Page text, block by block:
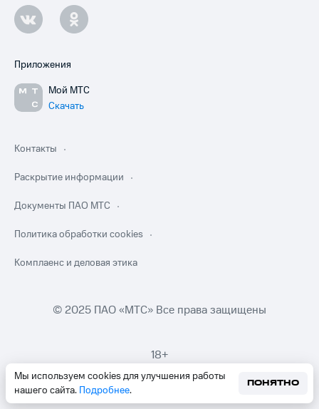
Мы используем cookies для улучшения работы
нашего сайта. Подробнее.
ПОНЯТНО
Приложения
Мой МТС
Скачать
Контакты
Раскрытие информации
Документы ПАО МТС
Политика обработки cookies
Комплаенс и деловая этика
© 2025 ПАО «МТС» Все права защищены
18+